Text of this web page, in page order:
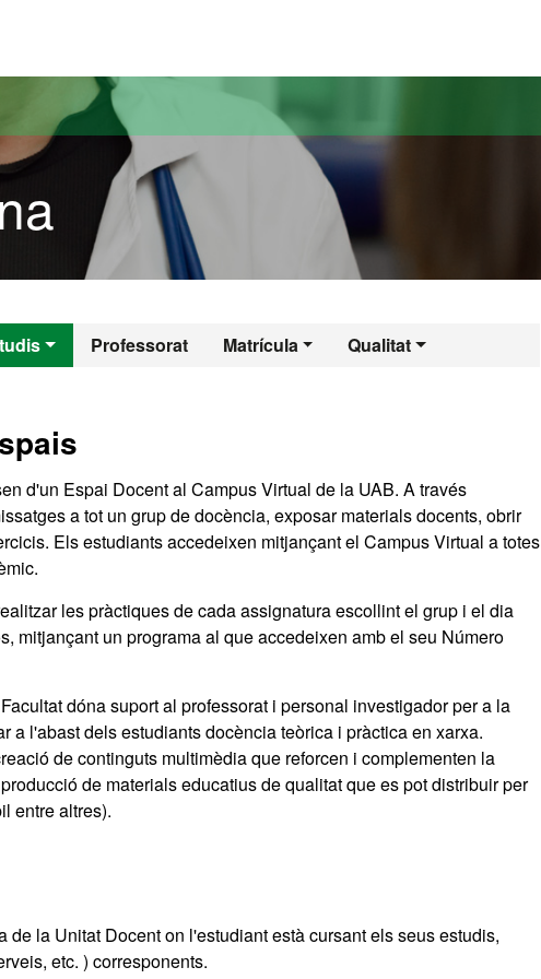
Professorat Matrícula Qualitat
d'un Espai Docent al Campus Virtual de la UAB. A través
a tot un grup de docència, exposar materials docents, obrir
Els estudiants accedeixen mitjançant el Campus Virtual a totes
les pràctiques de cada assignatura escollint el grup i el dia
mitjançant un programa al que accedeixen amb el seu Número
dóna suport al professorat i personal investigador per a la
a l'abast dels estudiants docència teòrica i pràctica en xarxa.
de continguts multimèdia que reforcen i complementen la
de materials educatius de qualitat que es pot distribuir per
entre altres).
de la Unitat Docent on l'estudiant està cursant els seus estudis,
etc. ) corresponents.